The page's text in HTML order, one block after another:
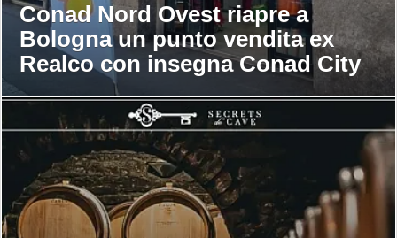
Conad Nord Ovest riapre a
Bologna un punto vendita ex
Realco con insegna Conad City